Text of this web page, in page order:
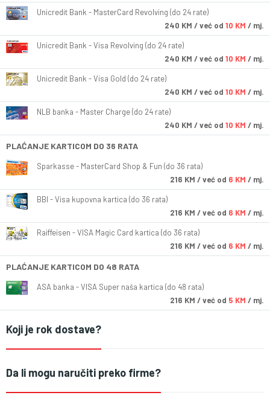
Unicredit Bank - MasterCard Revolving (do 24 rate)
240 KM / već od 10 KM / mj.
Unicredit Bank - Visa Revolving (do 24 rate)
240 KM / već od 10 KM / mj.
Unicredit Bank - Visa Gold (do 24 rate)
240 KM / već od 10 KM / mj.
NLB banka - Master Charge (do 24 rate)
240 KM / već od 10 KM / mj.
PLAĆANJE KARTICOM DO 36 RATA
Sparkasse - MasterCard Shop & Fun (do 36 rata)
216 KM / već od 6 KM / mj.
BBI - Visa kupovna kartica (do 36 rata)
216 KM / već od 6 KM / mj.
Raiffeisen - VISA Magic Card kartica (do 36 rata)
216 KM / već od 6 KM / mj.
PLAĆANJE KARTICOM DO 48 RATA
ASA banka - VISA Super naša kartica (do 48 rata)
216 KM / već od 5 KM / mj.
Koji je rok dostave?
Da li mogu naručiti preko firme?